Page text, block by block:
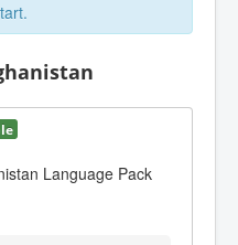
Language Pack